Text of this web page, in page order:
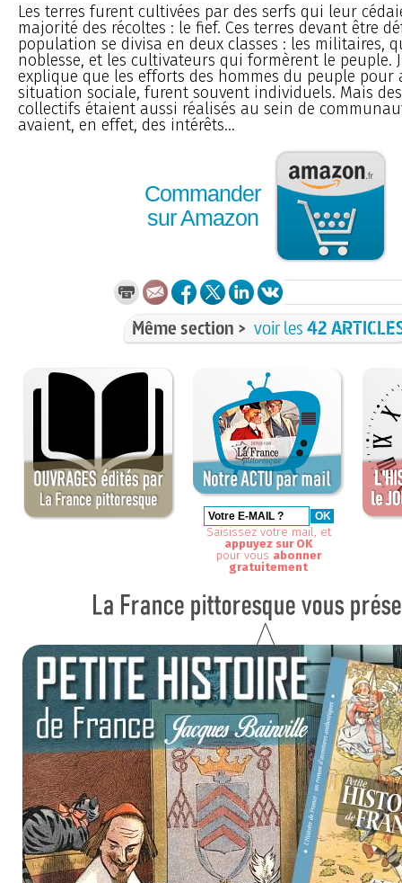
Les terres furent cultivées par des serfs qui leur
majorité des récoltes : le fief. Ces terres devant être
population se divisa en deux classes : les militaires,
noblesse, et les cultivateurs qui formèrent le peuple.
explique que les efforts des hommes du peuple pour
situation sociale, furent souvent individuels. Mais
collectifs étaient aussi réalisés au sein de
avaient, en effet, des intérêts...
Commander
sur Amazon
Même section > voir les42
Saisissez votre mail, et
appuyez sur OK
pour vous abonner
gratuitement